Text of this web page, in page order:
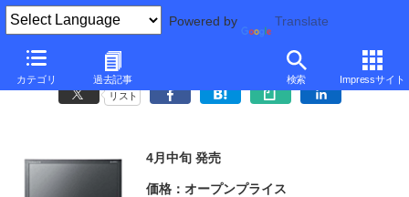
Powered by Translate
カテゴリ 過去記事 検索 Impressサイト
日本サムスン、法人向けの17型～23型液晶6機種
リスト
4月中旬 発売
価格：オープンプライス